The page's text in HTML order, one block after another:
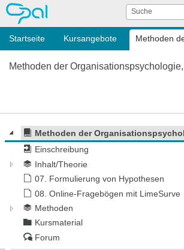
OPAL Suche
Startseite Kursangebote Methoden
Methoden der
Methoden der
Einschreibung
Inhalt/Theorie
07. Formulierung von Hypothesen
08. Online-Fragebögen mit LimeSurve
Methoden
Kursmaterial
Forum